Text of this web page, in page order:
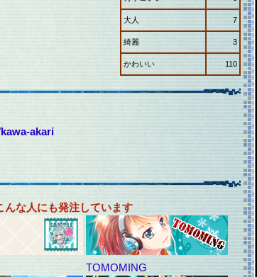
大人 7
綺麗 3
かわいい 110
akari
な人にも発注しています
TOMOMING